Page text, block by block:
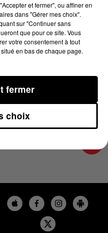
PYRÉNÉES DU
et fermer", ou affiner en
dans "Gérer mes choix".
sur "Continuer sans
que pour ce site. Vous
votre consentement à tout
en bas de chaque page.
choix
fermer